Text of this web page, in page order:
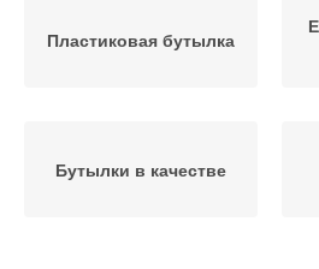
Пластиковая бутылка
Бутылки в качестве